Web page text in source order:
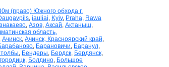
(право) Южного обхода г.
, iauliai, Kyiv, Praha, Rawa
, Азов, Аксай, Актаныш,
область,
, Ачинск, Ачинск, Красноярский край,
, Барановичи, Баранул,
, Бендеры, Бердск, Бердянск,
, Болдино, Большое